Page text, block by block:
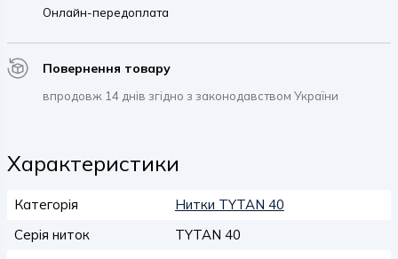
Онлайн-передоплата
Повернення товару
впродовж 14 днів згідно з законодавством України
Характеристики
Категорія
Нитки TYTAN 40
Серія ниток
TYTAN 40